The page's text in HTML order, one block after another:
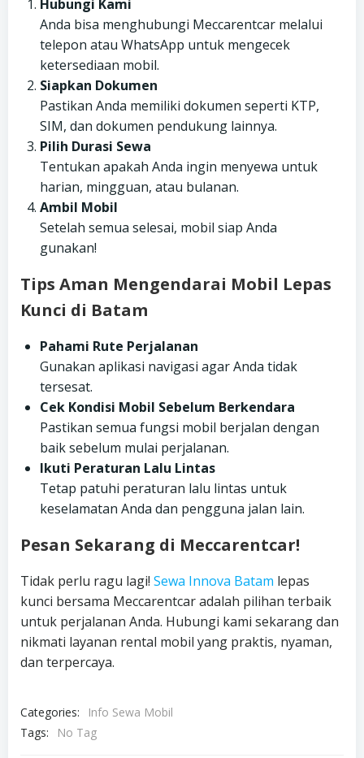
Hubungi Kami
Anda bisa menghubungi Meccarentcar melalui
telepon atau WhatsApp untuk mengecek
ketersediaan mobil.
Siapkan Dokumen
Pastikan Anda memiliki dokumen seperti KTP,
SIM, dan dokumen pendukung lainnya.
Pilih Durasi Sewa
Tentukan apakah Anda ingin menyewa untuk
harian, mingguan, atau bulanan.
Ambil Mobil
Setelah semua selesai, mobil siap Anda
gunakan!
Tips Aman Mengendarai Mobil Lepas
Kunci di Batam
Pahami Rute Perjalanan
Gunakan aplikasi navigasi agar Anda tidak
tersesat.
Cek Kondisi Mobil Sebelum Berkendara
Pastikan semua fungsi mobil berjalan dengan
baik sebelum mulai perjalanan.
Ikuti Peraturan Lalu Lintas
Tetap patuhi peraturan lalu lintas untuk
keselamatan Anda dan pengguna jalan lain.
Pesan Sekarang di Meccarentcar!
Tidak perlu ragu lagi! Sewa Innova Batam lepas
kunci bersama Meccarentcar adalah pilihan terbaik
untuk perjalanan Anda. Hubungi kami sekarang dan
nikmati layanan rental mobil yang praktis, nyaman,
dan terpercaya.
Categories:
Info Sewa Mobil
Tags:
No Tag